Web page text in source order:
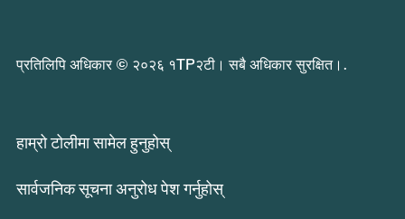
प्रतिलिपि अधिकार © २०२६ १TP२टी। सबै अधिकार सुरक्षित।.
हाम्रो टोलीमा सामेल हुनुहोस्
सार्वजनिक सूचना अनुरोध पेश गर्नुहोस्